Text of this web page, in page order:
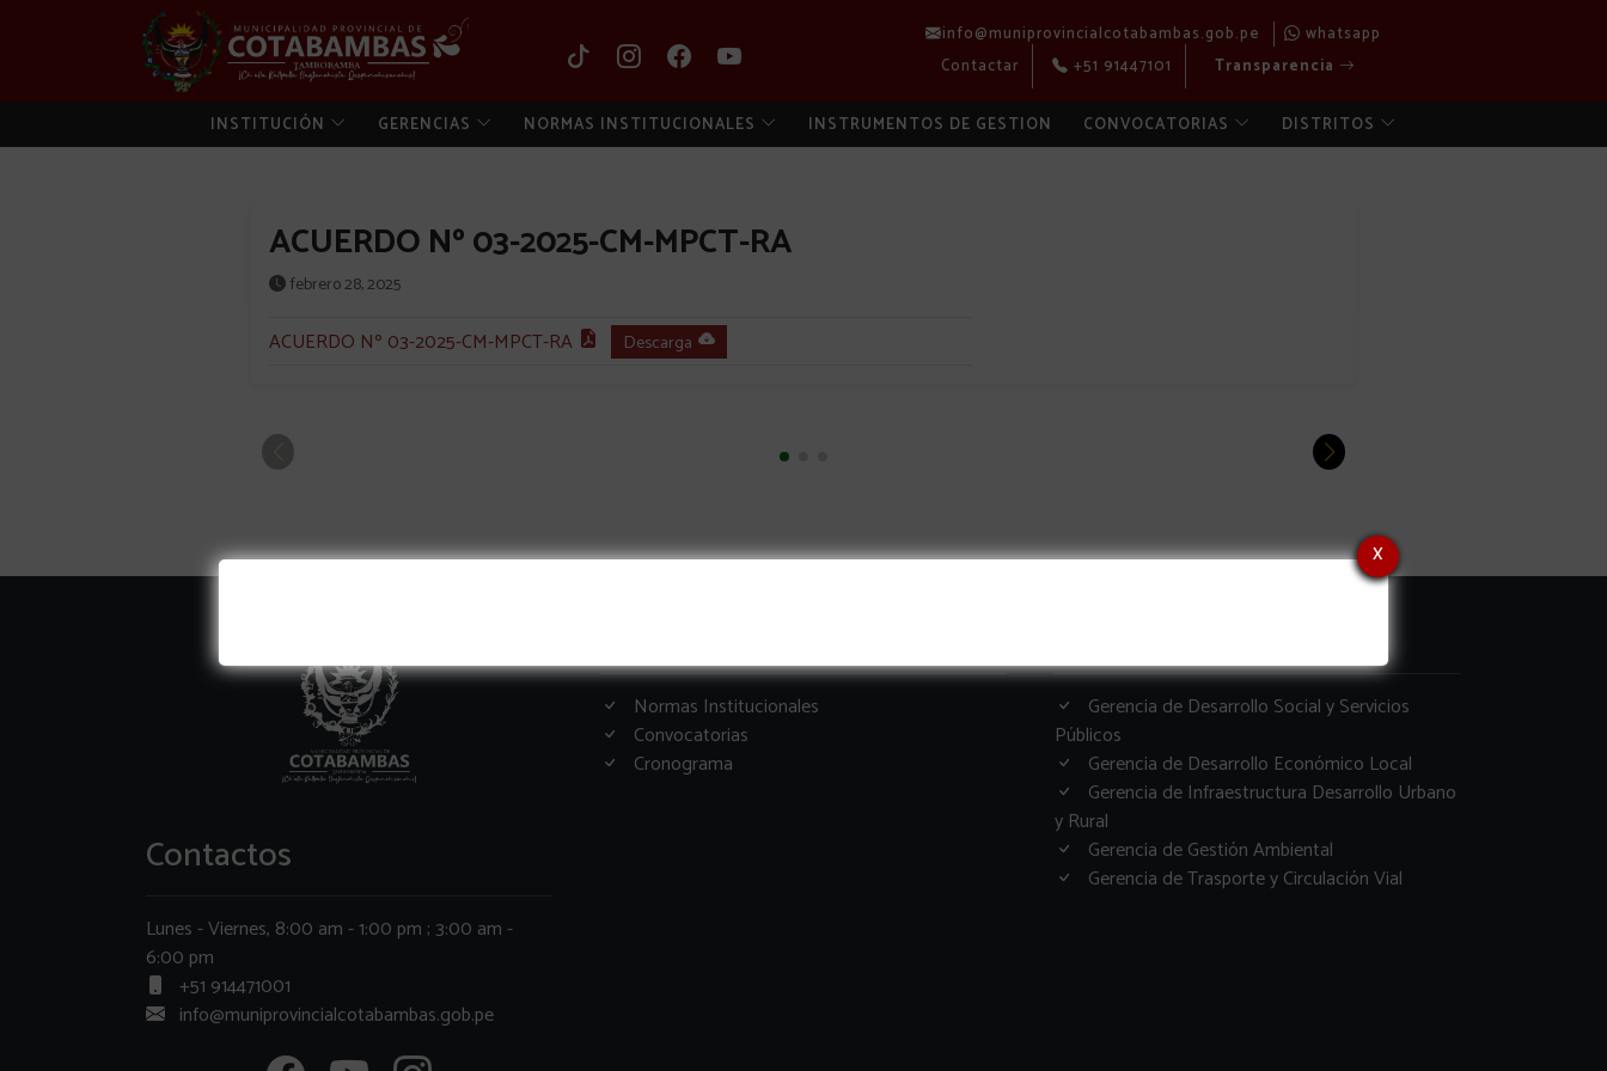
info@muniprovincialcotabambas.gob.pe
whatsapp
Contactar
+51 91447101 Transparencia
INSTITUCIÓN GERENCIAS NORMAS INSTITUCIONALES INSTRUMENTOS DE GESTION CONVOCATORIAS DISTRITOS
ACUERDO Nº 03-2025-CM-MPCT-RA
febrero 28, 2025
ACUERDO Nº 03-2025-CM-MPCT-RA Descarga
x
Contactos
Lunes - Viernes, 8:00 am - 1:00 pm ; 3:00 am -
6:00 pm
+51 914471001
info@muniprovincialcotabambas.gob.pe
Normas Institucionales
Convocatorias
Cronograma
Gerencia de Desarrollo Social y Servicios
Públicos
Gerencia de Desarrollo Económico Local
Gerencia de Infraestructura Desarrollo Urbano
y Rural
Gerencia de Gestión Ambiental
Gerencia de Trasporte y Circulación Vial